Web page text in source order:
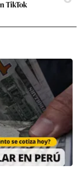
TikTok